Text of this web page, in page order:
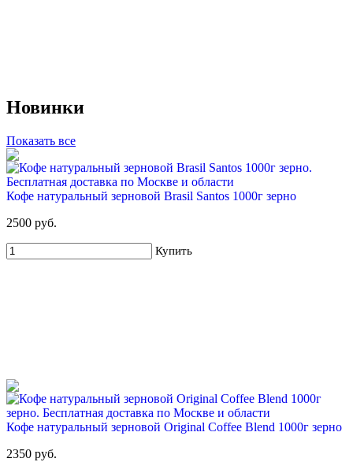
55%
Для новых клиентов. Стартовый набор ХВАЛОВСКАЯ
Deluxe (2х19л)
549 руб1 210 руб
Для новых клиентов. Стартовый набор ХВАЛОВСКАЯ
Premium (2х19л) + помпа
549 руб1 700 руб
Новинки
Показать все
Кофе натуральный зерновой Brasil Santos 1000г зерно
2500 руб.
Купить
Кофе натуральный зерновой Original Coffee Blend 1000г зерно
2350 руб.